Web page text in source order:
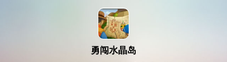
勇闯水晶岛